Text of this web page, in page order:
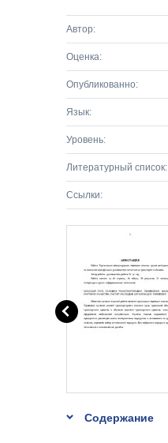
Автор:
Оценка:
Опубликованно:
Язык:
Уровень:
Литературный список:
Ссылки:
Содержание